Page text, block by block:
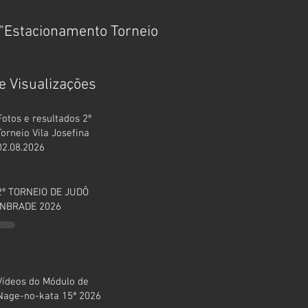
Torneio
Visualizações
e resultados 2º
Vila Josefina
TORNEIO DE JUDÔ
2026
do Módulo de
no-kata 15ª 2026